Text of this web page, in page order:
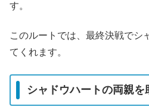
す。
このルートでは、最終決戦でシ
てくれます。
シャドウハートの両親を